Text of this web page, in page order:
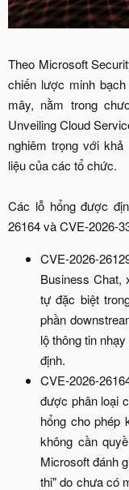
Theo Microsoft
chiến lược minh
mây, nằm trong
Unveiling Cloud
nghiêm trọng với
liệu của các tổ chức.
Các lỗ hổng được
26164 và CVE-2026-
CVE-2026-
Business Chat,
tự đặc biệt
phần
lộ thông tin
định.​
CVE-2026-
được phân loại
hổng cho phép
không cần
Microsoft đánh
thi" do chưa có